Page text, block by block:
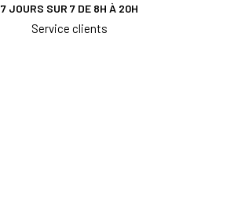
7 JOURS SUR 7 DE 8H À 20H
Service clients